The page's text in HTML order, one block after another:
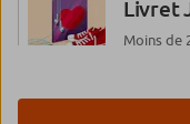
Livret
Moins de